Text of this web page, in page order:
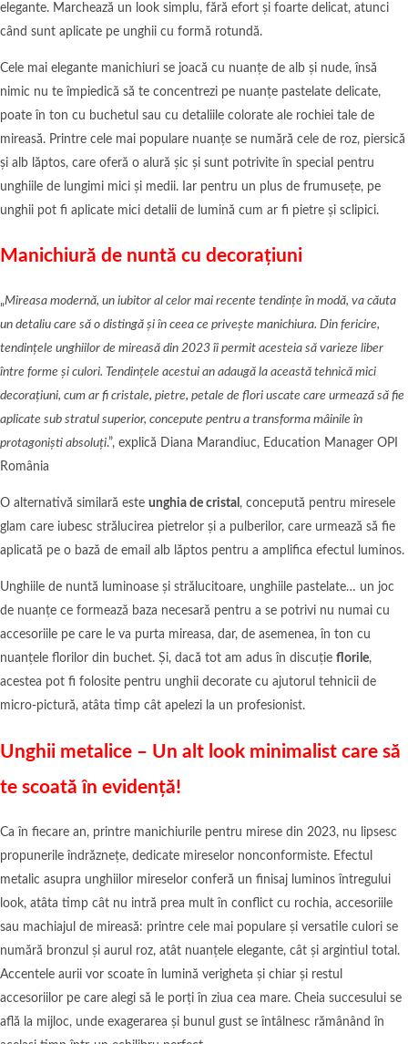
elegante. Marchează un look simplu, fără efort și foarte delicat, atunci
când sunt aplicate pe unghii cu formă rotundă.
Cele mai elegante manichiuri se joacă cu nuanțe de alb și nude, însă
nimic nu te împiedică să te concentrezi pe nuanțe pastelate delicate,
poate în ton cu buchetul sau cu detaliile colorate ale rochiei tale de
mireasă. Printre cele mai populare nuanțe se numără cele de roz, piersică
și alb lăptos, care oferă o alură șic și sunt potrivite în special pentru
unghiile de lungimi mici și medii. Iar pentru un plus de frumusețe, pe
unghii pot fi aplicate mici detalii de lumină cum ar fi pietre și sclipici.
Manichiură de nuntă cu decorațiuni
„Mireasa modernă, un iubitor al celor mai recente tendințe în modă, va căuta
un detaliu care să o distingă și în ceea ce privește manichiura. Din fericire,
tendințele unghiilor de mireasă din 2023 îi permit acesteia să varieze liber
între forme și culori. Tendințele acestui an adaugă la această tehnică mici
decorațiuni, cum ar fi cristale, pietre, petale de flori uscate care urmează să fie
aplicate sub stratul superior, concepute pentru a transforma mâinile în
protagoniști absoluți.”, explică Diana Marandiuc, Education Manager OPI
România
O alternativă similară este unghia de cristal , concepută pentru miresele
glam care iubesc strălucirea pietrelor și a pulberilor, care urmează să fie
aplicată pe o bază de email alb lăptos pentru a amplifica efectul luminos.
Unghiile de nuntă luminoase și strălucitoare, unghiile pastelate… un joc
de nuanțe ce formează baza necesară pentru a se potrivi nu numai cu
accesoriile pe care le va purta mireasa, dar, de asemenea, în ton cu
nuanțele florilor din buchet. Și, dacă tot am adus în discuție florile,
acestea pot fi folosite pentru unghii decorate cu ajutorul tehnicii de
micro-pictură, atâta timp cât apelezi la un profesionist.
Unghii metalice – Un alt look minimalist care să
te scoată în evidență!
Ca în fiecare an, printre manichiurile pentru mirese din 2023, nu lipsesc
propunerile îndrăznețe, dedicate mireselor nonconformiste. Efectul
metalic asupra unghiilor mireselor conferă un finisaj luminos întregului
look, atâta timp cât nu intră prea mult în conflict cu rochia, accesoriile
sau machiajul de mireasă: printre cele mai populare și versatile culori se
numără bronzul și aurul roz, atât nuanțele elegante, cât și argintiul total.
Accentele aurii vor scoate în lumină verigheta și chiar și restul
accesoriilor pe care alegi să le porți în ziua cea mare. Cheia succesului se
află la mijloc, unde exagerarea și bunul gust se întâlnesc rămânând în